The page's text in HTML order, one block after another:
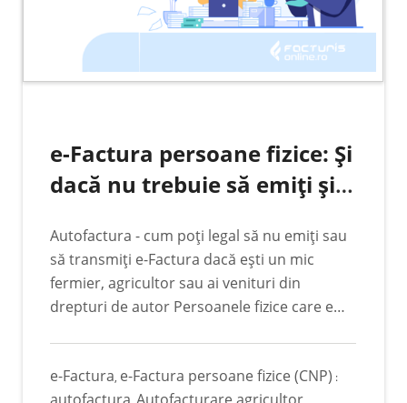
e-Factura persoane fizice: Și
dacă nu trebuie să emiți și
Autofactura - cum poți legal să nu emiți sau
să transmiți e-Factura dacă ești un mic
fermier, agricultor sau ai venituri din
drepturi de autor Persoanele fizice care emit
să emită facturi și să le trimită în sistemul
e-Factura, e-Factura persoane fizice (CNP) :